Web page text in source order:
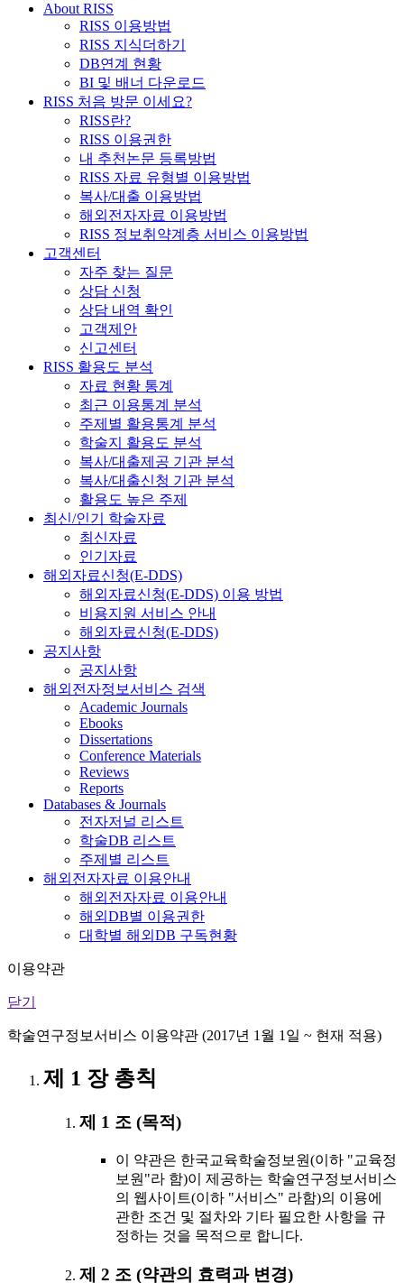
About RISS
RISS 이용방법
RISS 지식더하기
DB연계 현황
BI 및 배너 다운로드
RISS 처음 방문 이세요?
RISS란?
RISS 이용권한
내 추천논문 등록방법
RISS 자료 유형별 이용방법
복사/대출 이용방법
해외전자자료 이용방법
RISS 정보취약계층 서비스 이용방법
고객센터
자주 찾는 질문
상담 신청
상담 내역 확인
고객제안
신고센터
RISS 활용도 분석
자료 현황 통계
최근 이용통계 분석
주제별 활용통계 분석
학술지 활용도 분석
복사/대출제공 기관 분석
복사/대출신청 기관 분석
활용도 높은 주제
최신/인기 학술자료
최신자료
인기자료
해외자료신청(E-DDS)
해외자료신청(E-DDS) 이용 방법
비용지원 서비스 안내
해외자료신청(E-DDS)
공지사항
공지사항
해외전자정보서비스 검색
Academic Journals
Ebooks
Dissertations
Conference Materials
Reviews
Reports
Databases & Journals
전자저널 리스트
학술DB 리스트
주제별 리스트
해외전자자료 이용안내
해외전자자료 이용안내
해외DB별 이용권한
대학별 해외DB 구독현황
이용약관
닫기
학술연구정보서비스 이용약관 (2017년 1월 1일 ~ 현재 적용)
제 1 장 총칙
제 1 조 (목적)
이 약관은 한국교육학술정보원(이하 "교육정
보원"라 함)이 제공하는 학술연구정보서비스
의 웹사이트(이하 "서비스" 라함)의 이용에
관한 조건 및 절차와 기타 필요한 사항을 규
정하는 것을 목적으로 합니다.
제 2 조 (약관의 효력과 변경)